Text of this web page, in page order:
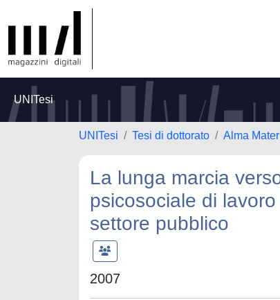
UNITesi
UNITesi Tesi di dottorato Alma
La lunga marcia
psicosociale di
settore pubblico
2007